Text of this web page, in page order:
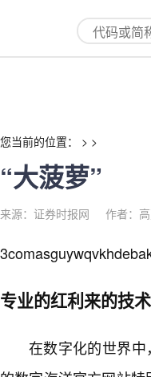
“大菠萝”-红
您当前的位置： > >
“大菠萝”
来源：证券时报网 作者：
专业的红利来的技
在数字化的世界中